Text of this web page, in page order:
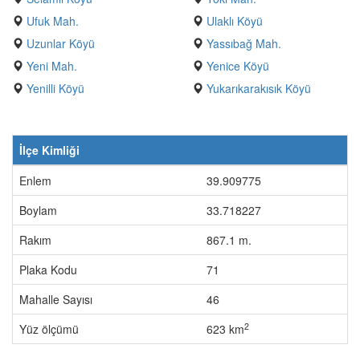
Ufuk Mah.
Ulaklı Köyü
Uzunlar Köyü
Yassıbağ Mah.
Yeni Mah.
Yenice Köyü
Yenilli Köyü
Yukarıkarakısık Köyü
İlçe Kimliği
Enlem
39.909775
Boylam
33.718227
Rakım
867.1 m.
Plaka Kodu
71
Mahalle Sayısı
46
Yüz ölçümü
623 km2